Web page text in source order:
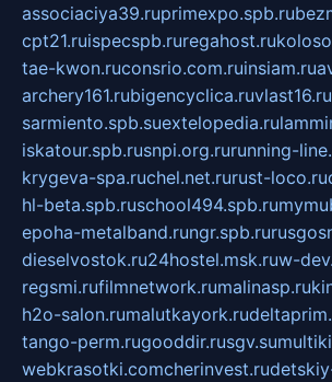
associaciya39.ruprimexpo.spb.ru
cpt21.ruispecspb.ruregahost.ru
tae-kwon.ruconsrio.com.ruinsiam.ru
archery161.rubigencyclica.ruvlast16.ru
sarmiento.spb.suextelopedia.ru
iskatour.spb.rusnpi.org.rurunning-
krygeva-spa.ruchel.net.rurust-loco.ru
hl-beta.spb.ruschool494.spb.ru
epoha-metalband.rungr.spb.ru
dieselvostok.ru24hostel.msk.ruw-
regsmi.rufilmnetwork.rumalinasp.ru
h2o-salon.rumalutkayork.ru
tango-perm.rugooddir.rusgv.su
webkrasotki.comcherinvest.ru